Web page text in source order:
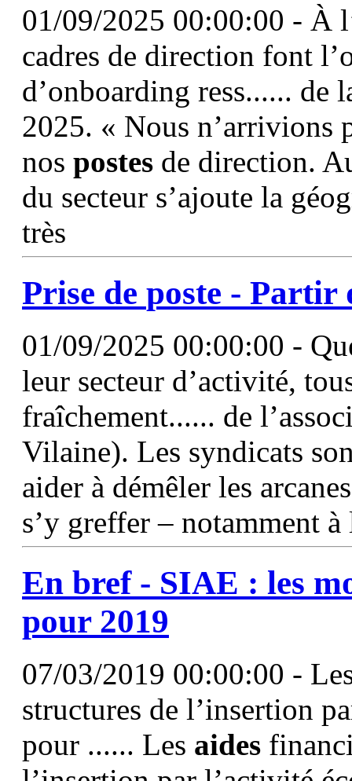
01/09/2025 00:00:00 - À
cadres de direction font
d’onboarding ress...... de
2025. « Nous n’arrivions
nos postes de direction.
du secteur s’ajoute la
très
Prise de poste - Partir
01/09/2025 00:00:00 -
leur secteur d’activité,
fraîchement...... de
Vilaine). Les syndicats
aider à démêler les
s’y greffer – notamment
En bref - SIAE : les
pour 2019
07/03/2019 00:00:00 -
structures de l’insertion
pour ...... Les aides